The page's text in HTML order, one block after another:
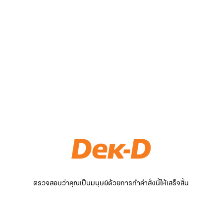
ตรวจสอบว่าคุณเป็นมนุษย์ด้วยการทำคำสั่งนี้ให้เสร็จสิ้น